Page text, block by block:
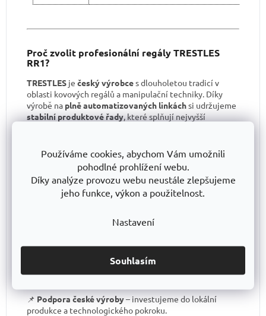
Používáme cookies, abychom Vám umožnili
pohodlné prohlížení webu.
Díky analýze provozu webu neustále zlepšujeme
jeho funkce, výkon a použitelnost.
Nastavení
Souhlasím
Proč zvolit profesionální regály TRESTLES
RR1?
TRESTLES je český výrobces dlouholetou tradicí v
oblasti kovových regálů a manipulační techniky. Díky
výrobě na plně automatizovaných linkáchsi udržujeme
stabilní produktové řady, které splňují nejvyšší
Certifikát o shodě– záruka kvality, kterou většina
levných regálů nemá.
📌Skvělá stabilita– pevná ocelová konstrukce
testovaná na extrémní zatížení.
📌 Podpora české výroby– investujeme do lokální
produkce a technologického pokroku.